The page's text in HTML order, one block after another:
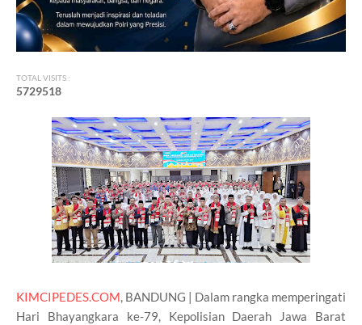
TOTAL VISITS :
5729518
KIMCIPEDES.COM, BANDUNG | Dalam rangka memperingati
Hari Bhayangkara ke-79, Kepolisian Daerah Jawa Barat